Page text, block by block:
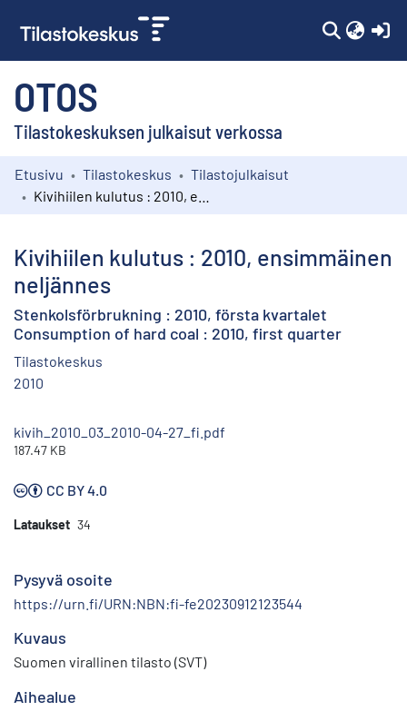
OTOS
Tilastokeskuksen julkaisut verkossa
Kokoelmat
Etusivu Tilastokeskus
Tilastojulkaisut
Kivihiilen kulutus : 2010, ensimmäinen
neljännes
Stenkolsförbrukning : 2010, första kvartalet
Consumption of hard coal : 2010, first quarter
Tilastokeskus
2010
kivih_2010_03_2010-04-27_fi.pdf
187.47 KB
CC BY 4.0
Lataukset 34
Pysyvä osoite
https://urn.fi/URN:NBN:fi-fe20230912123544
Kuvaus
Suomen virallinen tilasto (SVT)
Aihealue